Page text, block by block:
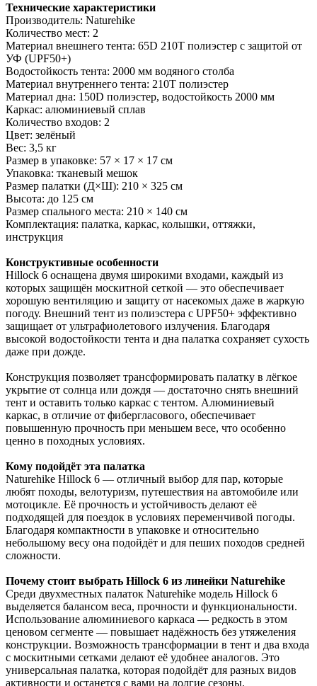
Технические характеристики
Производитель: Naturehike
Количество мест: 2
Материал внешнего тента: 65D 210T полиэстер с защитой от
УФ (UPF50+)
Водостойкость тента: 2000 мм водяного столба
Материал внутреннего тента: 210T полиэстер
Материал дна: 150D полиэстер, водостойкость 2000 мм
Каркас: алюминиевый сплав
Количество входов: 2
Цвет: зелёный
Вес: 3,5 кг
Размер в упаковке: 57 × 17 × 17 см
Упаковка: тканевый мешок
Размер палатки (Д×Ш): 210 × 325 см
Высота: до 125 см
Размер спального места: 210 × 140 см
Комплектация: палатка, каркас, колышки, оттяжки,
инструкция
Конструктивные особенности
Hillock 6 оснащена двумя широкими входами, каждый из
которых защищён москитной сеткой — это обеспечивает
хорошую вентиляцию и защиту от насекомых даже в жаркую
погоду. Внешний тент из полиэстера с UPF50+ эффективно
защищает от ультрафиолетового излучения. Благодаря
высокой водостойкости тента и дна палатка сохраняет сухость
даже при дожде.
Конструкция позволяет трансформировать палатку в лёгкое
укрытие от солнца или дождя — достаточно снять внешний
тент и оставить только каркас с тентом. Алюминиевый
каркас, в отличие от фибергласового, обеспечивает
повышенную прочность при меньшем весе, что особенно
ценно в походных условиях.
Кому подойдёт эта палатка
Naturehike Hillock 6 — отличный выбор для пар, которые
любят походы, велотуризм, путешествия на автомобиле или
мотоцикле. Её прочность и устойчивость делают её
подходящей для поездок в условиях переменчивой погоды.
Благодаря компактности в упаковке и относительно
небольшому весу она подойдёт и для пеших походов средней
сложности.
Почему стоит выбрать Hillock 6 из линейки Naturehike
Среди двухместных палаток Naturehike модель Hillock 6
выделяется балансом веса, прочности и функциональности.
Использование алюминиевого каркаса — редкость в этом
ценовом сегменте — повышает надёжность без утяжеления
конструкции. Возможность трансформации в тент и два входа
с москитными сетками делают её удобнее аналогов. Это
универсальная палатка, которая подойдёт для разных видов
активности и останется с вами на долгие сезоны.